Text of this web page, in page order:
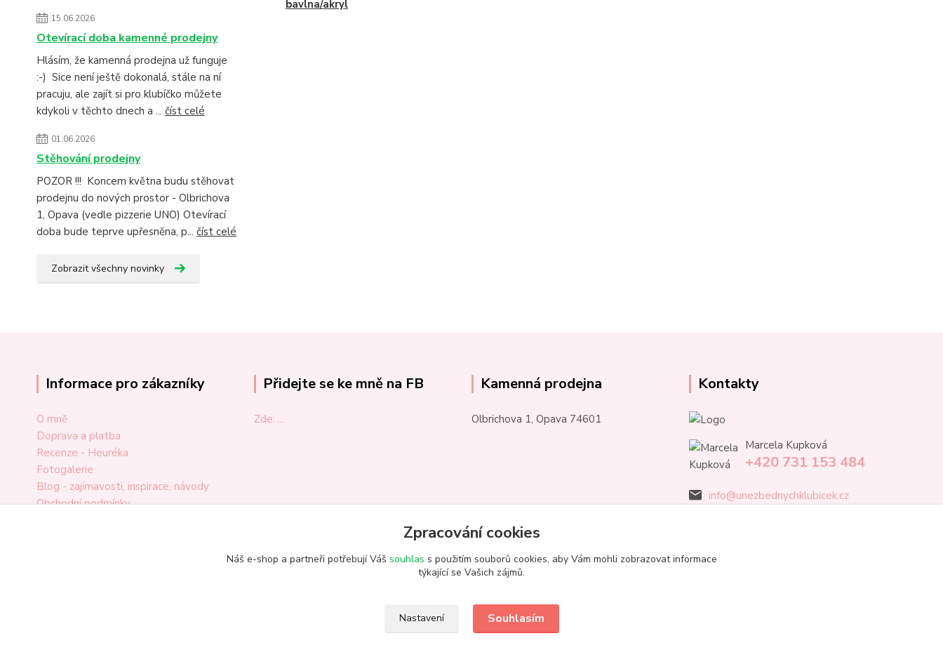
15.06.2026
Otevírací doba kamenné prodejny
Hlásím, že kamenná prodejna už funguje
:-) Sice není ještě dokonalá, stále na ní
pracuju, ale zajít si pro klubíčko můžete
kdykoli v těchto dnech a ... číst celé
01.06.2026
Stěhování prodejny
POZOR !!! Koncem května budu stěhovat
prodejnu do nových prostor - Olbrichova
1, Opava (vedle pizzerie UNO) Otevírací
doba bude teprve upřesněna, p... číst celé
Zobrazit všechny novinky
bavlna/akryl
Informace pro zákazníky
O mně
Doprava a platba
Recenze - Heuréka
Fotogalerie
Blog - zajímavosti, inspirace, návody
Obchodní podmínky
Přidejte se ke mně na FB
Zde: ...
Kamenná prodejna
Olbrichova 1, Opava 74601
Kontakty
Marcela Kupková
+420 731 153 484
info@unezbednychklubicek.cz
Zpracování cookies
Náš e-shop a partneři potřebují Váš souhlas s použitím souborů cookies, aby Vám mohli zobrazovat informace
týkající se Vašich zájmů.
Nastavení Souhlasím